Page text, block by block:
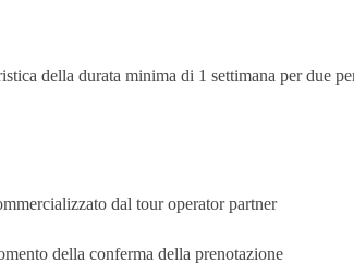
della durata minima di 1 settimana per due
dal tour operator partner
della conferma della prenotazione